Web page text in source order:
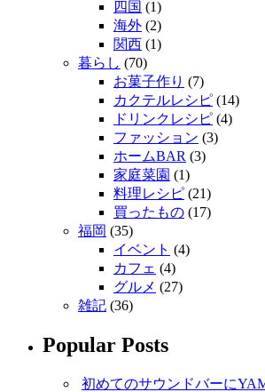
四国 (1)
海外 (2)
関西 (1)
暮らし (70)
お菓子作り (7)
カクテルレシピ (14)
ドリンクレシピ (4)
ファッション (3)
ホームBAR (3)
家庭菜園 (1)
料理レシピ (21)
買ったもの (17)
福岡 (35)
イベント (4)
カフェ (4)
グルメ (27)
雑記 (36)
Popular Posts
初めてのサウンドバーに